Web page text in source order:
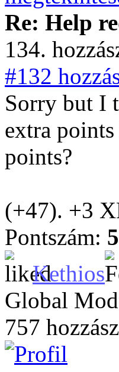
Re: Help
134.
#132
Sorry but I
extra
points?
(+47). +3
Pontszám: 5
Kethios
Global
757